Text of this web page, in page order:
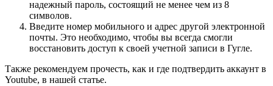
надежный пароль, состоящий не менее чем из 8
символов.
Введите номер мобильного и адрес другой электронной
почты. Это необходимо, чтобы вы всегда смогли
восстановить доступ к своей учетной записи в Гугле.
Также рекомендуем прочесть, как и где подтвердить аккаунт в
Youtube, в нашей статье.